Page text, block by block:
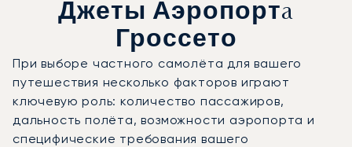
Джеты Аэропортa
Гроссето
При выборе частного самолёта для вашего
путешествия несколько факторов играют
ключевую роль: количество пассажиров,
дальность полёта, возможности аэропорта и
специфические требования вашего